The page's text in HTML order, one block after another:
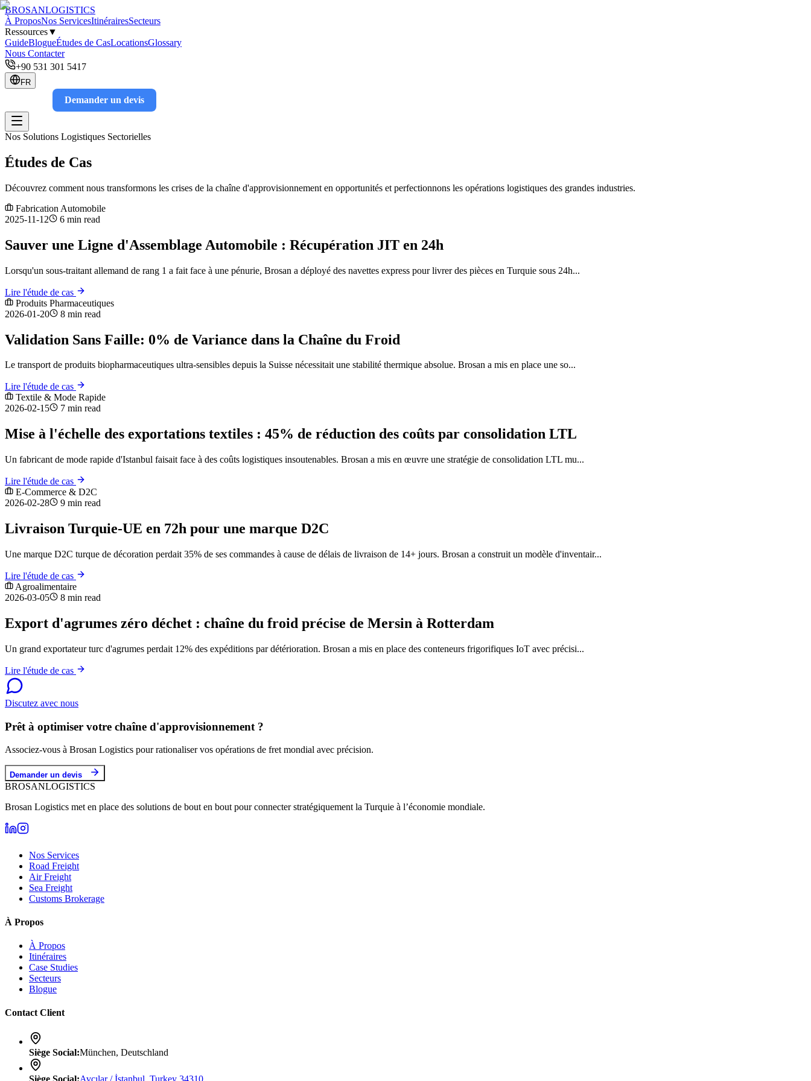
BROSANLOGISTICS
À ProposNos ServicesItinérairesSecteurs
Ressources▼
GuideBlogueÉtudes de CasLocationsGlossary
Nous Contacter
+90 531 301 5417
FR
Demander un devis
Nos Solutions Logistiques Sectorielles
Études de Cas
Découvrez comment nous transformons les crises de la chaîne d'approvisionnement en opportunités et perfectionnons les opérations logistiques des grandes industries.
Fabrication Automobile
2025-11-12
6 min read
Sauver une Ligne d'Assemblage Automobile : Récupération JIT en 24h
Lorsqu'un sous-traitant allemand de rang 1 a fait face à une pénurie, Brosan a déployé des navettes express pour livrer des pièces en Turquie sous 24h...
Lire l'étude de cas
Produits Pharmaceutiques
2026-01-20
8 min read
Validation Sans Faille: 0% de Variance dans la Chaîne du Froid
Le transport de produits biopharmaceutiques ultra-sensibles depuis la Suisse nécessitait une stabilité thermique absolue. Brosan a mis en place une so...
Lire l'étude de cas
Textile & Mode Rapide
2026-02-15
7 min read
Mise à l'échelle des exportations textiles : 45% de réduction des coûts par consolidation LTL
Un fabricant de mode rapide d'Istanbul faisait face à des coûts logistiques insoutenables. Brosan a mis en œuvre une stratégie de consolidation LTL mu...
Lire l'étude de cas
E-Commerce & D2C
2026-02-28
9 min read
Livraison Turquie-UE en 72h pour une marque D2C
Une marque D2C turque de décoration perdait 35% de ses commandes à cause de délais de livraison de 14+ jours. Brosan a construit un modèle d'inventair...
Lire l'étude de cas
Agroalimentaire
2026-03-05
8 min read
Export d'agrumes zéro déchet : chaîne du froid précise de Mersin à Rotterdam
Un grand exportateur turc d'agrumes perdait 12% des expéditions par détérioration. Brosan a mis en place des conteneurs frigorifiques IoT avec précisi...
Lire l'étude de cas
Discutez avec nous
Prêt à optimiser votre chaîne d'approvisionnement ?
Associez-vous à Brosan Logistics pour rationaliser vos opérations de fret mondial avec précision.
Demander un devis
BROSANLOGISTICS
Brosan Logistics met en place des solutions de bout en bout pour connecter stratégiquement la Turquie à l’économie mondiale.
Nos Services
Road Freight
Air Freight
Sea Freight
Customs Brokerage
À Propos
À Propos
Itinéraires
Case Studies
Secteurs
Blogue
Contact Client
Siège Social:München, Deutschland
Siège Social:Avcılar / İstanbul, Turkey 34310